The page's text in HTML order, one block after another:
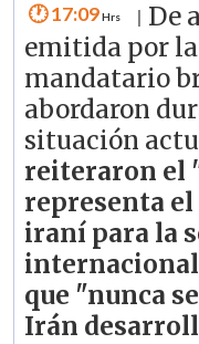
17:09
De
emitida por
mandatario
abordaron
situación
reiteraron el
representa
iraní para la
que "nunca
Irán